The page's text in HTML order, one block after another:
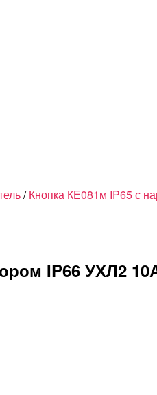
/Кнопка КЕ081м IP65 с
IP66 УХЛ2